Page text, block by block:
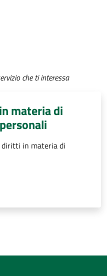
che ti interessa
materia di
diritti in materia di